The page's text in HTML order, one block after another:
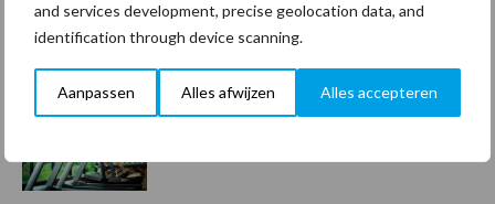
and services development, precise geolocation data, and
identification through device scanning.
Aanpassen Alles afwijzen Alles accepteren
23 dec
Business Apps: breng rust in de
schoonmaakchaos
22 dec
Sportschool Saints & Stars moet